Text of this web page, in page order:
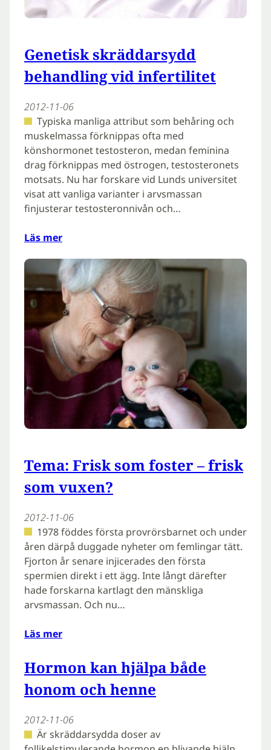
Genetisk skräddarsydd
behandling vid infertilitet
2012-11-06
Typiska manliga attribut som behåring och
muskelmassa förknippas ofta med
könshormonet testosteron, medan feminina
drag förknippas med östrogen, testosteronets
motsats. Nu har forskare vid Lunds universitet
visat att vanliga varianter i arvsmassan
finjusterar testosteronnivån och…
Läs mer
Tema: Frisk som foster – frisk
som vuxen?
2012-11-06
1978 föddes första provrörsbarnet och under
åren därpå duggade nyheter om femlingar tätt.
Fjorton år senare injicerades den första
spermien direkt i ett ägg. Inte långt därefter
hade forskarna kartlagt den mänskliga
arvsmassan. Och nu…
Läs mer
Hormon kan hjälpa både
honom och henne
2012-11-06
Är skräddarsydda doser av